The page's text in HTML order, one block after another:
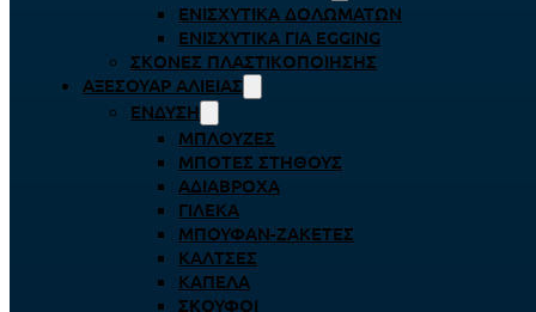
ΕΝΙΣΧΥΤΙΚΆ ΔΟΛΩΜΆΤΩΝ
ΕΝΙΣΧΥΤΙΚΆ ΓΙΑ EGGING
ΣΚΌΝΕΣ ΠΛΑΣΤΙΚΟΠΟΊΗΣΗΣ
ΑΞΕΣΟΥΆΡ ΑΛΙΕΊΑΣ
ΈΝΔΥΣΗ
ΜΠΛΟΎΖΕΣ
ΜΠΌΤΕΣ ΣΤΉΘΟΥΣ
ΑΔΙΆΒΡΟΧΑ
ΓΙΛΈΚΑ
ΜΠΟΥΦΆΝ-ΖΑΚΈΤΕΣ
ΚΆΛΤΣΕΣ
ΚΑΠΈΛΑ
ΣΚΟΎΦΟΙ